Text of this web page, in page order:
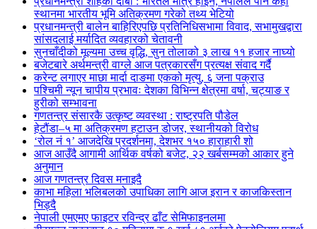
स्थानमा भारतीय भूमि अतिक्रमण गरेको तथ्य भेटियो
प्रधानमन्त्री बालेन बाहिरिएपछि प्रतिनिधिसभामा विवाद, सभामुखद्वारा
सांसदलाई मर्यादित व्यवहारको चेतावनी
सुनचाँदीको मूल्यमा उच्च वृद्धि, सुन तोलाको ३ लाख ११ हजार नाघ्यो
बजेटबारे अर्थमन्त्री वाग्ले आज पत्रकारसँग प्रत्यक्ष संवाद गर्दै
करेन्ट लगाएर माछा मार्दा दाङमा एकको मृत्यु, ६ जना पक्राउ
पश्चिमी न्यून चापीय प्रभावः देशका विभिन्न क्षेत्रमा वर्षा, चट्याङ र
हुरीको सम्भावना
गणतन्त्र संसारकै उत्कृष्ट व्यवस्था : राष्ट्रपति पौडेल
हेटौंडा–५ मा अतिक्रमण हटाउन डोजर, स्थानीयको विरोध
‘रोल नं १’ आजदेखि प्रदर्शनमा, देशभर १५० हाराहारी शो
आज आउँदै आगामी आर्थिक वर्षको बजेट, २२ खर्बसम्मको आकार हुने
अनुमान
आज गणतन्त्र दिवस मनाइदै
काभा महिला भलिबलको उपाधिका लागि आज इरान र काजकिस्तान
भिड्दै
नेपाली एमएमए फाइटर रविन्द्र ढाँट सेमिफाइनलमा